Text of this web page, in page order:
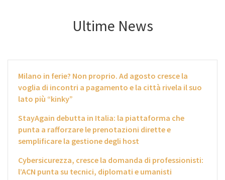
Ultime News
Milano in ferie? Non proprio. Ad agosto cresce la
voglia di incontri a pagamento e la città rivela il suo
lato più “kinky”
StayAgain debutta in Italia: la piattaforma che
punta a rafforzare le prenotazioni dirette e
semplificare la gestione degli host
Cybersicurezza, cresce la domanda di professionisti:
l’ACN punta su tecnici, diplomati e umanisti